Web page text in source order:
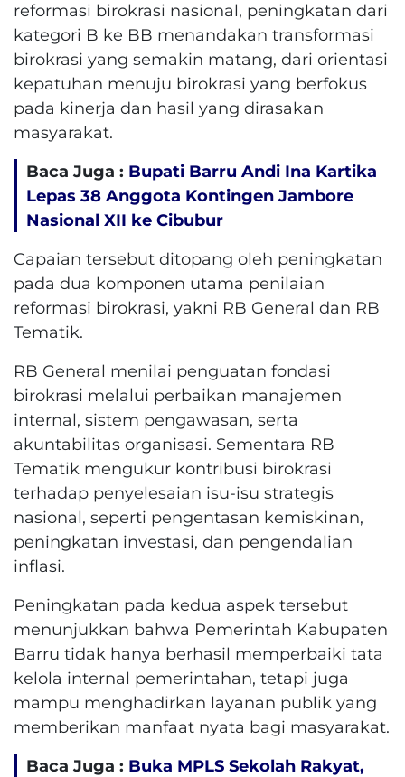
reformasi birokrasi nasional, peningkatan dari
kategori B ke BB menandakan transformasi
birokrasi yang semakin matang, dari orientasi
kepatuhan menuju birokrasi yang berfokus
pada kinerja dan hasil yang dirasakan
masyarakat.
Baca Juga : Bupati Barru Andi Ina Kartika
Lepas 38 Anggota Kontingen Jambore
Nasional XII ke Cibubur
Capaian tersebut ditopang oleh peningkatan
pada dua komponen utama penilaian
reformasi birokrasi, yakni RB General dan RB
Tematik.
RB General menilai penguatan fondasi
birokrasi melalui perbaikan manajemen
internal, sistem pengawasan, serta
akuntabilitas organisasi. Sementara RB
Tematik mengukur kontribusi birokrasi
terhadap penyelesaian isu-isu strategis
nasional, seperti pengentasan kemiskinan,
peningkatan investasi, dan pengendalian
inflasi.
Peningkatan pada kedua aspek tersebut
menunjukkan bahwa Pemerintah Kabupaten
Barru tidak hanya berhasil memperbaiki tata
kelola internal pemerintahan, tetapi juga
mampu menghadirkan layanan publik yang
memberikan manfaat nyata bagi masyarakat.
Baca Juga : Buka MPLS Sekolah Rakyat,